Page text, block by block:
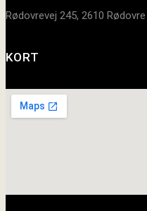
Rødovrevej 245, 2610 Rødovre
KORT